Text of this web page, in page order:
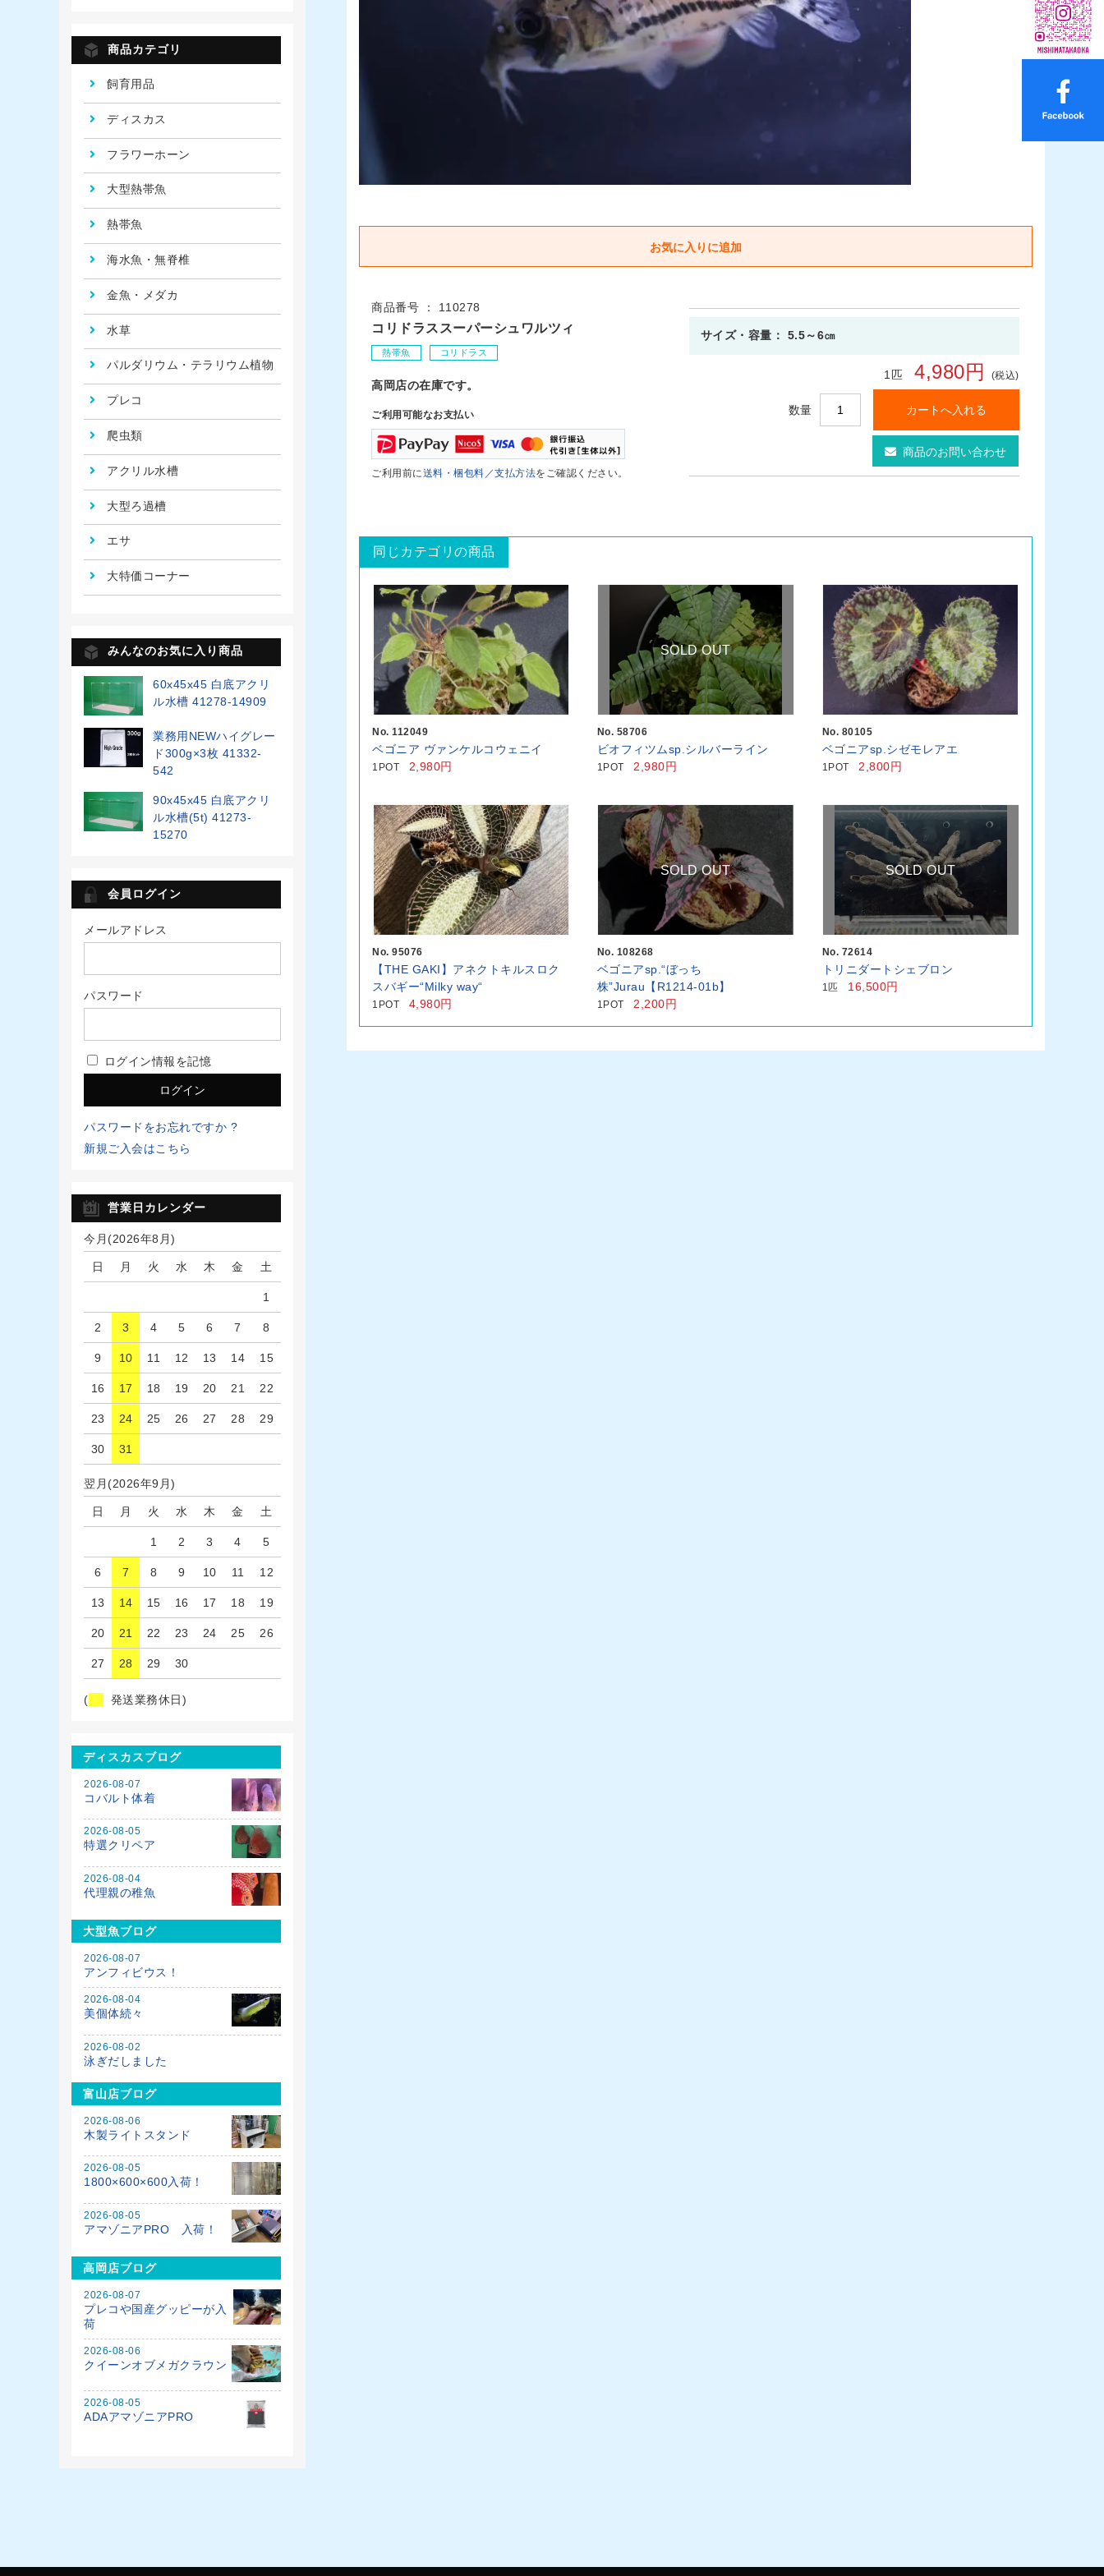
商品番号 ： 110278
コリドラススーパーシュワルツィ
熱帯魚 コリドラス
高岡店の在庫です。
ご利用可能なお支払い
ご利用前に送料・梱包料／支払方法をご確認ください。
サイズ・容量： 5.5～6㎝
1匹 4,980円 (税込)
数量
商品のお問い合わせ
同じカテゴリの商品
No. 112049
ベゴニア ヴァンケルコウェニイ
1POT 2,980円
SOLD OUT
No. 58706
ビオフィツムsp.シルバーライン
1POT 2,980円
No. 80105
ベゴニアsp.シゼモレアエ
1POT 2,800円
No. 95076
【THE GAKI】アネクトキルスロク
スバギー“Milky way“
1POT 4,980円
SOLD OUT
No. 108268
ベゴニアsp.“ぼっち
株”Jurau【R1214-01b】
1POT 2,200円
SOLD OUT
No. 72614
トリニダートシェブロン
1匹 16,500円
商品カテゴリ
飼育用品
ディスカス
フラワーホーン
大型熱帯魚
熱帯魚
海水魚・無脊椎
金魚・メダカ
水草
パルダリウム・テラリウム植物
プレコ
爬虫類
アクリル水槽
大型ろ過槽
エサ
大特価コーナー
みんなのお気に入り商品
60x45x45 白底アクリ
ル水槽 41278-14909
業務用NEWハイグレー
ド300g×3枚 41332-
542
90x45x45 白底アクリ
ル水槽(5t) 41273-
15270
会員ログイン
メールアドレス
パスワード
ログイン情報を記憶
パスワードをお忘れですか ?
新規ご入会はこちら
営業日カレンダー
今月(2026年8月)
日 月 火 水 木 金 土
1
2 3 4 5 6 7 8
9 10 11 12 13 14 15
16 17 18 19 20 21 22
23 24 25 26 27 28 29
30 31
翌月(2026年9月)
日 月 火 水 木 金 土
1 2 3 4 5
6 7 8 9 10 11 12
13 14 15 16 17 18 19
20 21 22 23 24 25 26
27 28 29 30
( 発送業務休日)
ディスカスブログ
2026-08-07
コバルト体着
2026-08-05
特選クリペア
2026-08-04
代理親の稚魚
大型魚ブログ
2026-08-07
アンフィビウス！
2026-08-04
美個体続々
2026-08-02
泳ぎだしました
富山店ブログ
2026-08-06
木製ライトスタンド
2026-08-05
1800×600×600入荷！
2026-08-05
アマゾニアPRO 入荷！
高岡店ブログ
2026-08-07
プレコや国産グッピーが入
荷
2026-08-06
クイーンオブメガクラウン
2026-08-05
ADAアマゾニアPRO